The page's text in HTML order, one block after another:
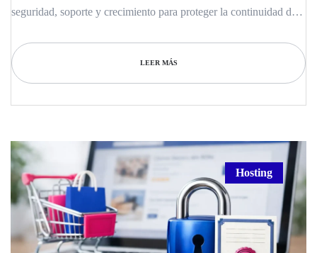
seguridad, soporte y crecimiento para proteger la continuidad de
LEER MÁS
Hosting